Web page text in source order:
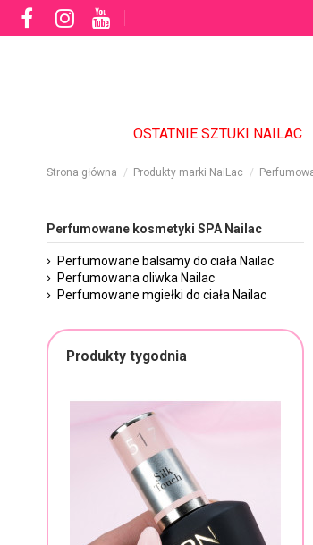
OSTATNIE SZTUKI NAILAC
Strona główna Produkty marki NaiLac
Perfumowane kosmetyki SPA Nailac
Perfumowane balsamy do ciała Nailac
Perfumowana oliwka Nailac
Perfumowane mgiełki do ciała Nailac
Produkty tygodnia